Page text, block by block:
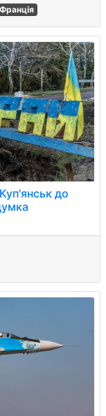
Франція
до